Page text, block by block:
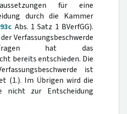
für eine
durch die Kammer
93c Abs. 1 Satz 1 BVerfGG).
Verfassungsbeschwerde
Fragen hat das
bereits entschieden. Die
ist
(1.). Im Übrigen wird die
nicht zur Entscheidung